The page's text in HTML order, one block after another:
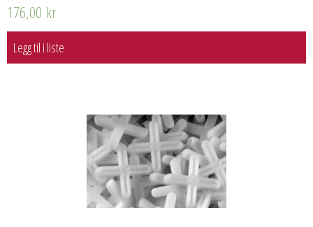
176,00 kr
Legg til i liste